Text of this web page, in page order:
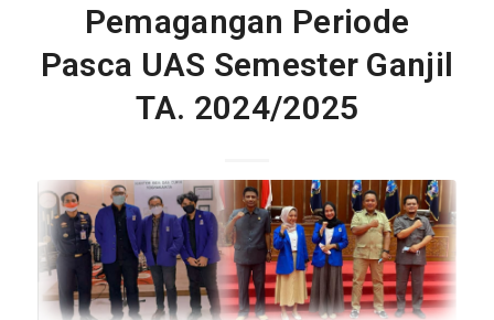
Pemagangan Periode
Pasca UAS Semester Ganjil
TA. 2024/2025